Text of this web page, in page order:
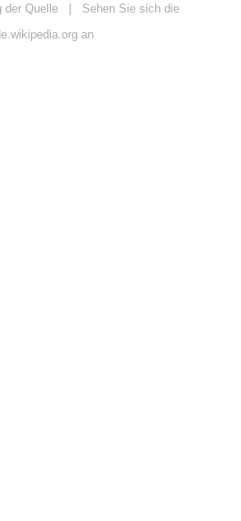
der Quelle | Sehen Sie sich die
an